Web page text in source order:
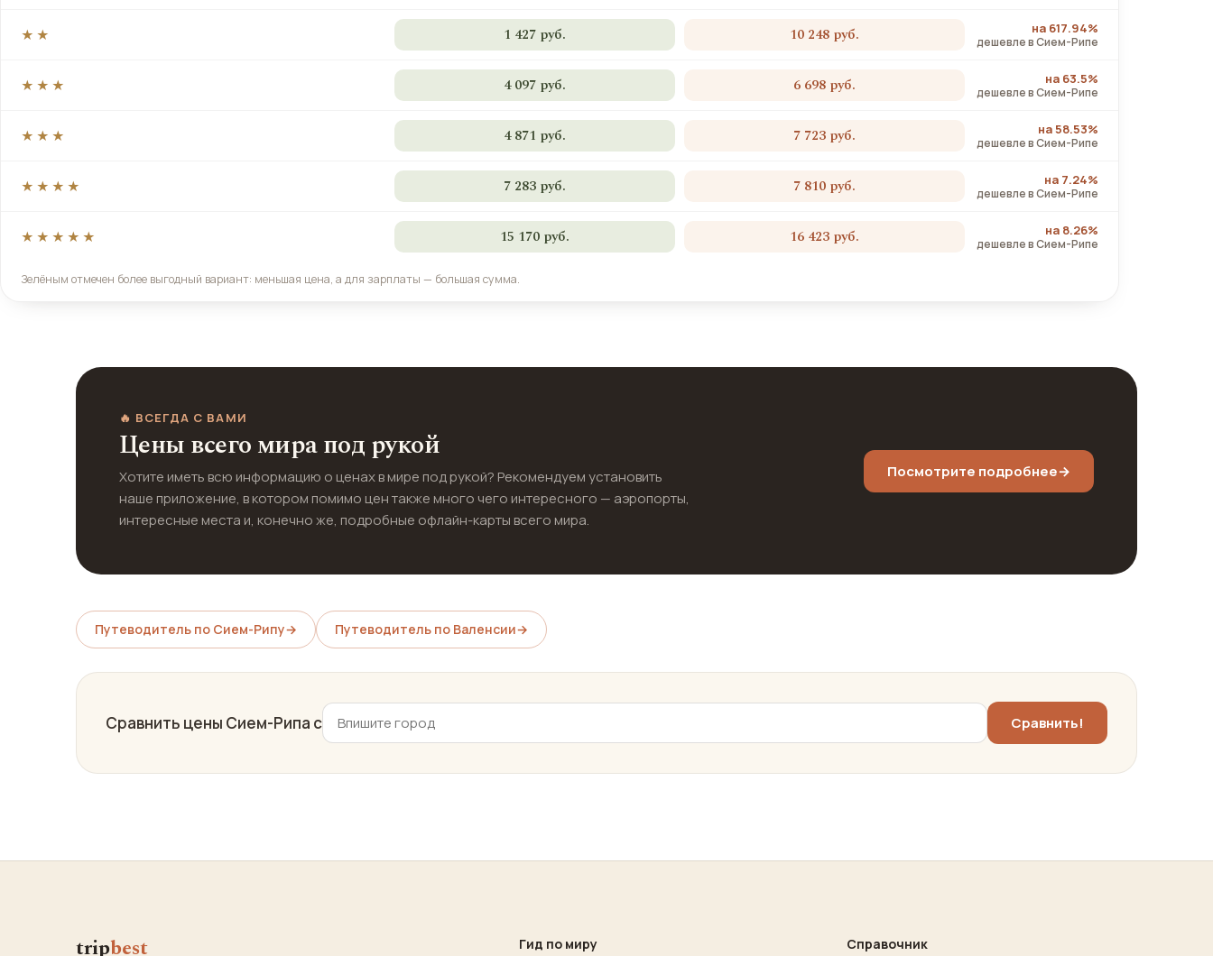
★★ 1 427 руб. 10 248 руб. на 617.94%
дешевле в Сием-Рипе
★★★ 4 097 руб. 6 698 руб. на 63.5%
дешевле в Сием-Рипе
★★★ 4 871 руб. 7 723 руб. на 58.53%
дешевле в Сием-Рипе
★★★★ 7 283 руб. 7 810 руб. на 7.24%
дешевле в Сием-Рипе
★★★★★ 15 170 руб. 16 423 руб. на 8.26%
дешевле в Сием-Рипе
Зелёным отмечен более выгодный вариант: меньшая цена, а для зарплаты — большая сумма.
🔥 ВСЕГДА С ВАМИ
Цены всего мира под рукой
Хотите иметь всю информацию о ценах в мире под рукой? Рекомендуем установить
наше приложение, в котором помимо цен также много чего интересного — аэропорты,
интересные места и, конечно же, подробные офлайн-карты всего мира.
Посмотрите подробнее→
Путеводитель по Сием-Рипу→ Путеводитель по Валенсии→
Сравнить цены Сием-Рипа с
tripbest Гид по миру Справочник